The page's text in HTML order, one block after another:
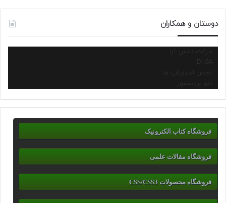
دوستان و همکاران
شرکت دانش آرا
انجمن استارتاپ ها
نانو پروسسور
فروشگاه کتاب الکترونیک
فروشگاه مقالات علمی
فروشگاه محصولات CSS/CSS3